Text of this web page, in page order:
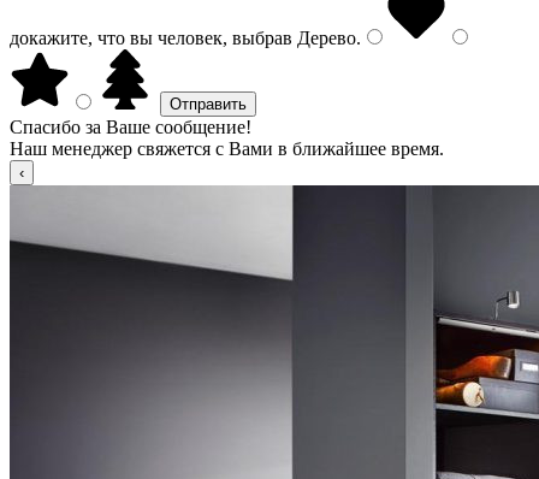
докажите, что вы человек, выбрав Дерево.
Спасибо за Ваше сообщение!
Наш менеджер свяжется с Вами в ближайшее время.